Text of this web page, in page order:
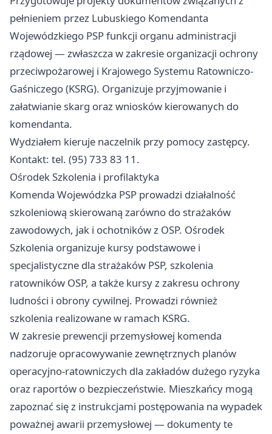
pełnieniem przez Lubuskiego Komendanta
Wojewódzkiego PSP funkcji organu administracji
rządowej — zwłaszcza w zakresie organizacji ochrony
przeciwpożarowej i Krajowego Systemu Ratowniczo-
Gaśniczego (KSRG). Organizuje przyjmowanie i
załatwianie skarg oraz wniosków kierowanych do
komendanta.
Wydziałem kieruje naczelnik przy pomocy zastępcy.
Kontakt: tel. (95) 733 83 11.
Ośrodek Szkolenia i profilaktyka
Komenda Wojewódzka PSP prowadzi działalność
szkoleniową skierowaną zarówno do strażaków
zawodowych, jak i ochotników z OSP. Ośrodek
Szkolenia organizuje kursy podstawowe i
specjalistyczne dla strażaków PSP, szkolenia
ratowników OSP, a także kursy z zakresu ochrony
ludności i obrony cywilnej. Prowadzi również
szkolenia realizowane w ramach KSRG.
W zakresie prewencji przemysłowej komenda
nadzoruje opracowywanie zewnętrznych planów
operacyjno-ratowniczych dla zakładów dużego ryzyka
oraz raportów o bezpieczeństwie. Mieszkańcy mogą
zapoznać się z instrukcjami postępowania na wypadek
poważnej awarii przemysłowej — dokumenty te